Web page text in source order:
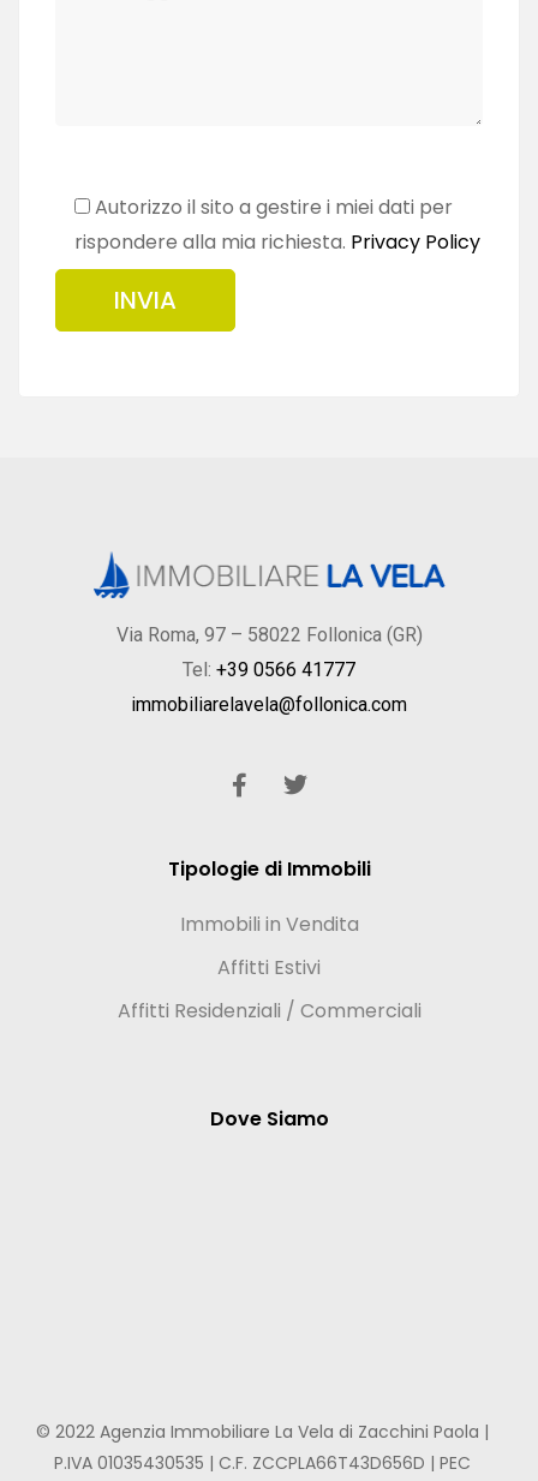
Autorizzo il sito a gestire i miei dati per
rispondere alla mia richiesta. Privacy Policy
Via Roma, 97 – 58022 Follonica (GR)
Tel: +39 0566 41777
immobiliarelavela@follonica.com
Tipologie di Immobili
Immobili in Vendita
Affitti Estivi
Affitti Residenziali / Commerciali
Dove Siamo
© 2022 Agenzia Immobiliare La Vela di Zacchini Paola |
P.IVA 01035430535 | C.F. ZCCPLA66T43D656D | PEC